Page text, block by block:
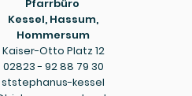
Pfarrbüro
Kessel, Hassum,
Hommersum
Kaiser-Otto Platz 12
02823 - 92 88 79 30
ststephanus-kessel